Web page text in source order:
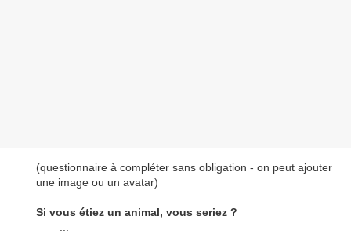
(questionnaire à compléter sans obligation - on peut ajouter
une image ou un avatar)
Si vous étiez un animal, vous seriez ?